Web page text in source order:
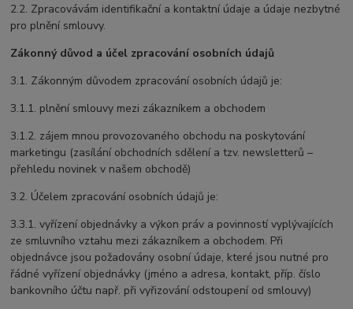
2.2. Zpracovávám identifikační a kontaktní údaje a údaje nezbytné
pro plnění smlouvy.
Zákonný důvod a účel zpracování osobních údajů
3.1. Zákonným důvodem zpracování osobních údajů je:
3.1.1. plnění smlouvy mezi zákazníkem a obchodem
3.1.2. zájem mnou provozovaného obchodu na poskytování
marketingu (zasílání obchodních sdělení a tzv. newsletterů –
přehledu novinek v našem obchodě)
3.2. Účelem zpracování osobních údajů je:
3.3.1. vyřízení objednávky a výkon práv a povinností vyplývajících
ze smluvního vztahu mezi zákazníkem a obchodem. Při
objednávce jsou požadovány osobní údaje, které jsou nutné pro
řádné vyřízení objednávky (jméno a adresa, kontakt, příp. číslo
bankovního účtu např. při vyřizování odstoupení od smlouvy)